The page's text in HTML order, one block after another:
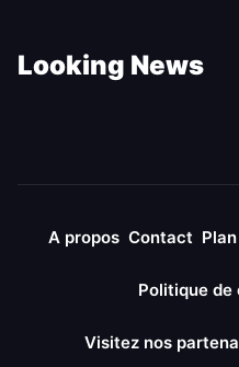
Looking News
A propos Contact
Politique
Visitez nos